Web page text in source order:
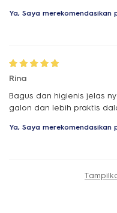
Ya, Saya merekomendasikan
Rina
Bagus dan higienis jelas
galon dan lebih praktis
Ya, Saya merekomendasikan